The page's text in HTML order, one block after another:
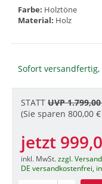
Farbe: Holztöne
Material: Holz
Sofort
STATT UVP
(Sie sparen 800,00
jetzt
inkl. MwSt.zzgl.
DE versandkostenfrei,